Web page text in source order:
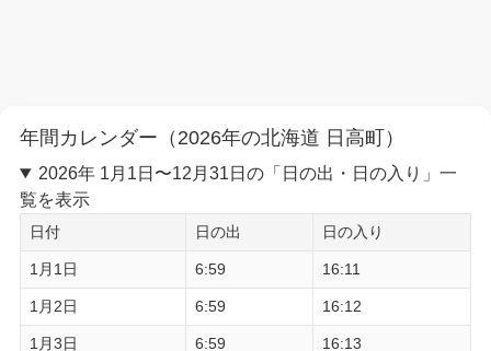
年間カレンダー（2026年の北海道 日高町）
2026年 1月1日〜12月31日の「日の出・日の入り」一
覧を表示
日付 日の出 日の入り
1月1日 6:59 16:11
1月2日 6:59 16:12
1月3日 6:59 16:13